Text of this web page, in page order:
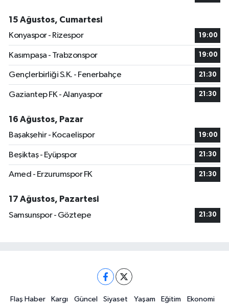
15 Ağustos, Cumartesi
Konyaspor - Rizespor
19:00
Kasımpaşa - Trabzonspor 19:00
Gençlerbirliği S.K. - Fenerbahçe 21:30
Gaziantep FK - Alanyaspor 21:30
16 Ağustos, Pazar
Başakşehir - Kocaelispor
19:00
Beşiktaş - Eyüpspor 21:30
Amed - Erzurumspor FK 21:30
17 Ağustos, Pazartesi
Samsunspor - Göztepe
21:30
Flaş Haber Kargı Güncel Siyaset Yaşam Eğitim
Ekonomi